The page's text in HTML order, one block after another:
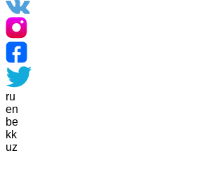
ru
en
be
kk
uz